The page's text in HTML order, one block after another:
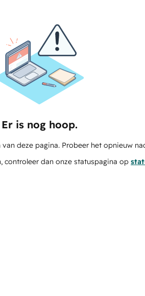
Er is nog hoop.
deze pagina. Probeer het opnieuw
controleer dan onze statuspagina op